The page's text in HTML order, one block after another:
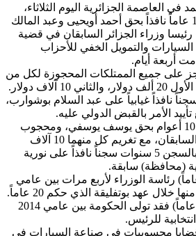
العاصمة الجزائرية اليوم الثلاثاء،
بالسجن 15 عاماً نافذاً و12 عاماً نافذاً بحق أحمد أويحيى وعبد المالك
وزراء الجزائر السابقان في قضية
والتمويل الخفي للأحزاب
أربعة أيام.
على جميع الممتلكات المحجوزة لكل من
آلاف دولار.
بـ20 سنة سجناً نافذاً غيابياً على عبد السلام بوشوارب،
الأمر بالقبض الدولي عليه.
بينما حكم بالسجن النافذ 10 أعوام بحق يوسف يوسفي، ومحجوب
بدة، وهما وزيرا الصناعة السابقان، مع تغريم كل منهما 10 آلاف
دولار، وحكمت المحكمة بالسجن 5 سنوات سجناً نافذاً على نورية
(محافظة) سابقة.
أحمد أويحيى (67 عاماً) رئاسة الوزراء لأربع مرات بين عامي
1995 و2019؛ ثلاث مرات منها خلال عهد بوتفليقة الذي حكم 20 عاماً.
أما عبد المالك سلال (71 عاماً) فقد تولى الحكومة بين عامي 2014
محسوبيات في صناعة السيارات في